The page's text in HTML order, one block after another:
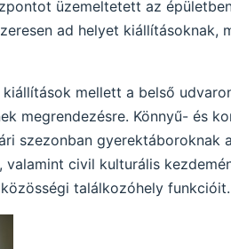
üzemeltetett az
ad helyet kiállításoknak,
mellett a belső
megrendezésre. Könnyű- és
szezonban gyerektáboroknak
civil kulturális
találkozóhely funkcióit.